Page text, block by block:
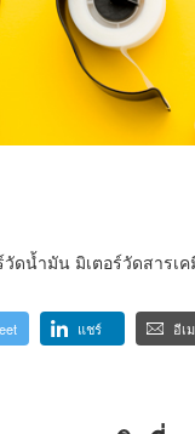
ดน้ำมัน มิเตอร์วัดสารเ
แชร์ อีเ